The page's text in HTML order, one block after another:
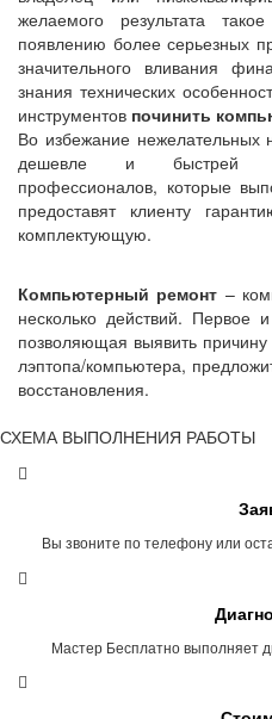
желаемого результата
появлению более серьезных
значительного вливания
знания технических
инструментов починить
Во избежание нежелательных
дешевле и быстрей
профессионалов, которые
предоставят клиенту
комплектующую.
Компьютерный ремонт –
несколько действий. Первое
позволяющая выявить
лэптопа/компьютера,
восстановления.
СХЕМА ВЫПОЛНЕНИЯ РАБОТЫ
Вы звоните по телефону или
Мастер Бесплатно выполняет